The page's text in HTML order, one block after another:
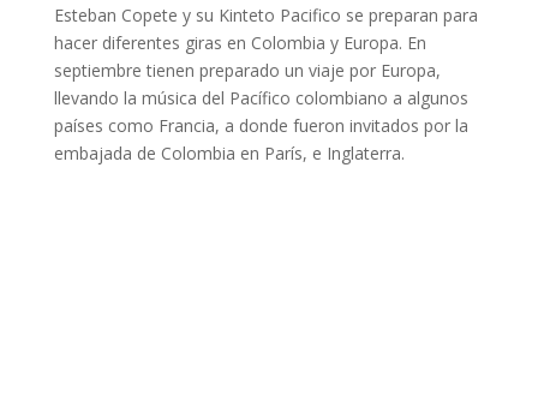
Esteban Copete y su Kinteto Pacifico se preparan para
hacer diferentes giras en Colombia y Europa. En
septiembre tienen preparado un viaje por Europa,
llevando la música del Pacífico colombiano a algunos
países como Francia, a donde fueron invitados por la
embajada de Colombia en París, e Inglaterra.